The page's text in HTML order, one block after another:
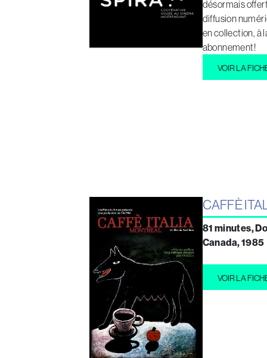
désormais
diffusion
en collection, à
abonnement!
VOIR LA
CAFFÈ
81 minutes,
Canada, 1985
VOIR LA